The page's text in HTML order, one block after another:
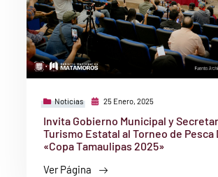
Noticias 25 Enero, 2025
Invita Gobierno Municipal y
Turismo Estatal al Torneo de
«Copa Tamaulipas 2025»
Ver Página